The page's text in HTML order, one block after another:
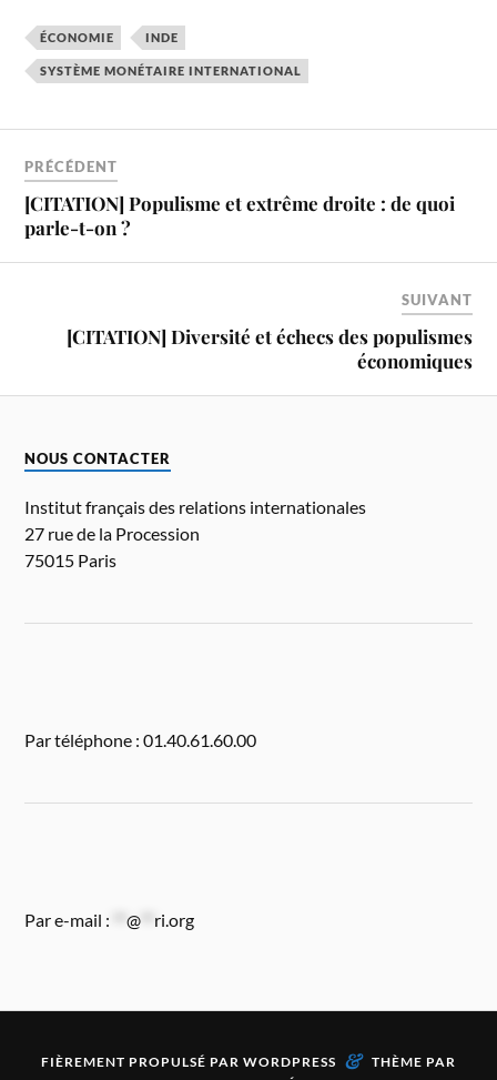
ÉCONOMIE INDE
SYSTÈME MONÉTAIRE INTERNATIONAL
PRÉCÉDENT
[CITATION] Populisme et extrême droite : de quoi
parle-t-on ?
SUIVANT
[CITATION] Diversité et échecs des populismes
économiques
NOUS CONTACTER
Institut français des relations internationales
27 rue de la Procession
75015 Paris
Par téléphone : 01.40.61.60.00
Par e-mail : **@ ri.org
FIÈREMENT PROPULSÉ PAR WORDPRESS & THÈME PAR